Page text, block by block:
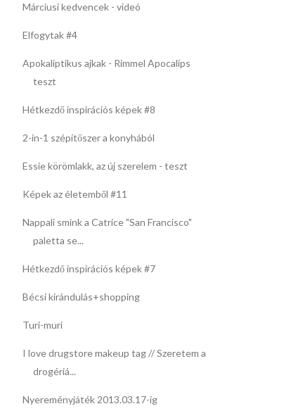
Márciusi kedvencek - videó
Elfogytak #4
Apokaliptikus ajkak - Rimmel Apocalips
teszt
Hétkezdő inspirációs képek #8
2-in-1 szépítőszer a konyhából
Essie körömlakk, az új szerelem - teszt
Képek az életemből #11
Nappali smink a Catrice "San Francisco"
paletta se...
Hétkezdő inspirációs képek #7
Bécsi kirándulás+shopping
Turi-muri
I love drugstore makeup tag // Szeretem a
drogériá...
Nyereményjáték 2013.03.17-ig